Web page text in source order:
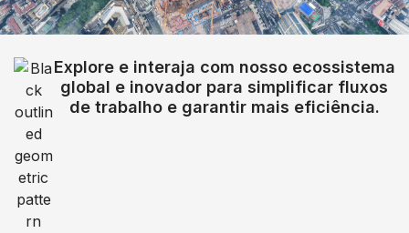
Explore e interaja com nosso ecossistema
global e inovador para simplificar fluxos
de trabalho e garantir mais eficiência.